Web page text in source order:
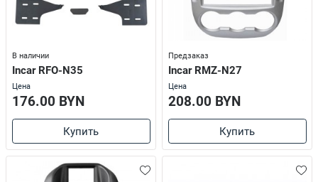
В наличии
Incar RFO-N35
Цена
176.00 BYN
Купить
Предзаказ
Incar RMZ-N27
Цена
208.00 BYN
Купить